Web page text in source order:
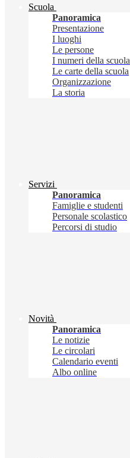
Scuola
Panoramica
Presentazione
I luoghi
Le persone
I numeri della scuola
Le carte della scuola
Organizzazione
La storia
Servizi
Panoramica
Famiglie e studenti
Personale scolastico
Percorsi di studio
Novità
Panoramica
Le notizie
Le circolari
Calendario eventi
Albo online